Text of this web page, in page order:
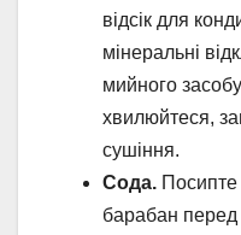
відсік для
мінеральні
мийного
хвилюйтеся,
сушіння.
Сода.
барабан